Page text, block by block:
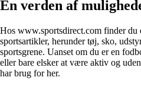
En verden af
Hos www.sportsdirect.com finder
sportsartikler, herunder tøj, sko,
sportsgrene. Uanset om du er en
eller bare elsker at være aktiv og
har brug for her.